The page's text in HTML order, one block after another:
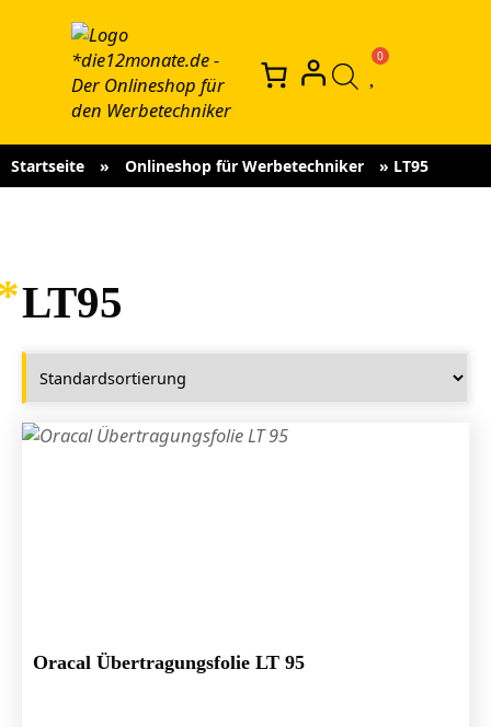
Startseite » Onlineshop für Werbetechniker » LT95
LT95
Oracal Übertragungsfolie LT 95